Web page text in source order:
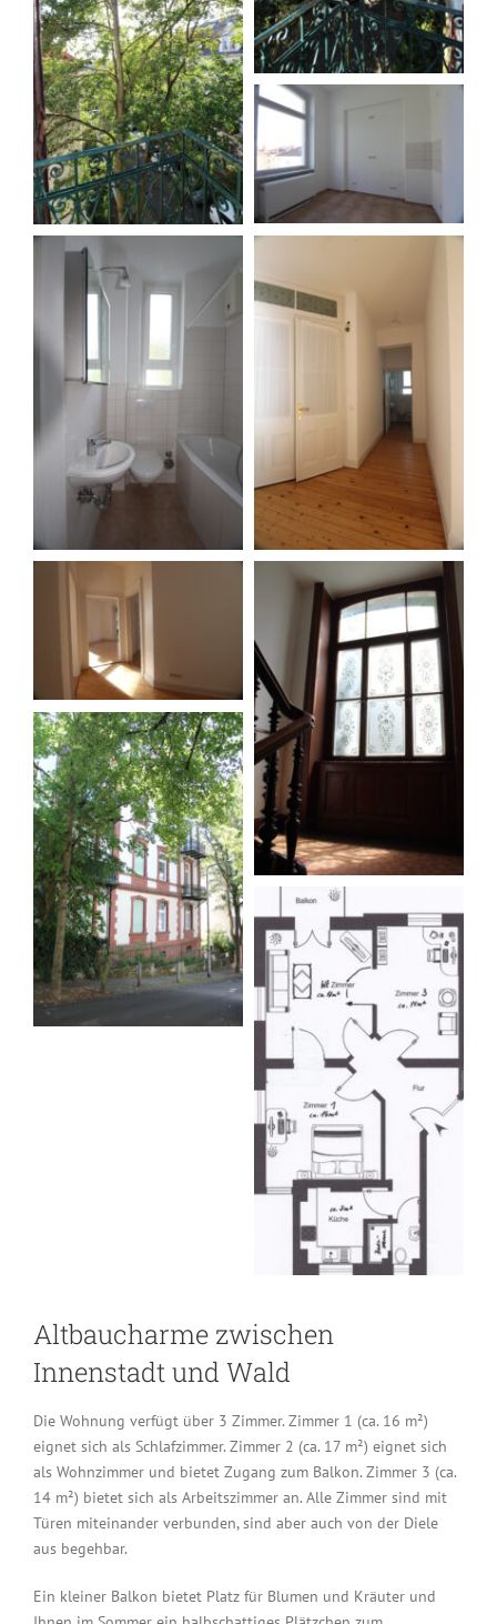
Altbaucharme zwischen
Innenstadt und Wald
Die Wohnung verfügt über 3 Zimmer. Zimmer 1 (ca. 16 m²)
eignet sich als Schlafzimmer. Zimmer 2 (ca. 17 m²) eignet sich
als Wohnzimmer und bietet Zugang zum Balkon. Zimmer 3 (ca.
14 m²) bietet sich als Arbeitszimmer an. Alle Zimmer sind mit
Türen miteinander verbunden, sind aber auch von der Diele
aus begehbar.
Ein kleiner Balkon bietet Platz für Blumen und Kräuter und